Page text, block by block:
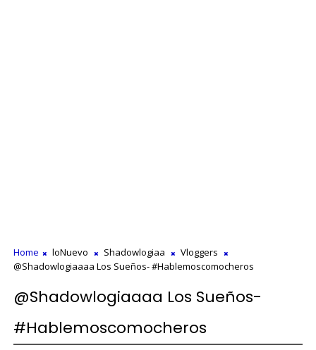
Home loNuevo Shadowlogiaa
Vloggers
@Shadowlogiaaaa Los Sueños- #Hablemoscomocheros
@Shadowlogiaaaa Los Sueños-
#Hablemoscomocheros